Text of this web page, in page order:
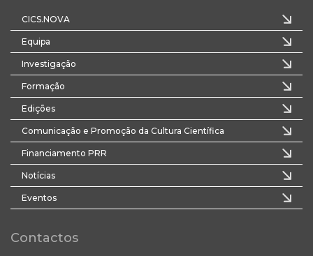
CICS.NOVA
Equipa
Investigação
Formação
Edições
Comunicação e Promoção da Cultura Científica
Financiamento PRR
Notícias
Eventos
Contactos